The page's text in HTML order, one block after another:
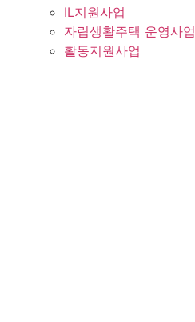
IL지원사업
자립생활주택 운영사업
활동지원사업